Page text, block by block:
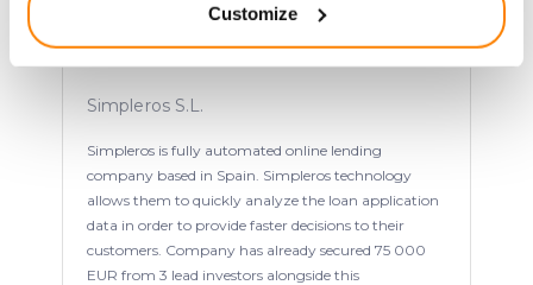
Identify your device by actively scanning it for
Find out more about how your personal data is processed
We use cookies to provide website functionality, analyse
traffic data, display customized page content and
advertising. See more in our Cookies policy.
Customize
Automated online lending
Simpleros S.L.
Simpleros is fully automated online lending
company based in Spain. Simpleros technology
allows them to quickly analyze the loan application
data in order to provide faster decisions to their
customers. Company has already secured 75 000
EUR from 3 lead investors alongside this